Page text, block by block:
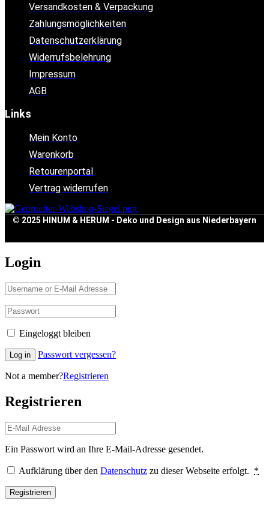
Versandkosten & Verpackung
Zahlungsmöglichkeiten
Datenschutzerklärung
Widerrufsbelehrung
Impressum
AGB
Links
Mein Konto
Warenkorb
Retourenportal
Vertrag widerrufen
© 2025 HINUM & HERUM - Deko und Design aus Niederbayern
Login
Eingeloggt bleiben
Log in Passwort vergessen?
Not a member?Registrieren
Registrieren
Ein Passwort wird an Ihre E-Mail-Adresse gesendet.
Aufklärung über den Datenschutz zu dieser Webseite erfolgt. *
Registrieren